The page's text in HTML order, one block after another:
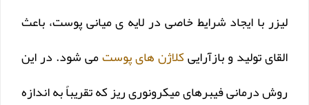
لیزر با ایجاد شرایط خاصی در لایه ی میانی پوست، باعث
القای تولید و بازآراییکلاژن های پوستمی شود. در این
روش درمانی فیبرهای میکرونوری ریز که تقریباً به اندازه